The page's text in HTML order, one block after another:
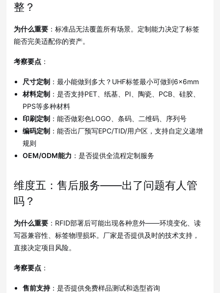
整？
为什么重要 ：标准品无法覆盖所有场景。定制能力决定了标签
能否完美适配你的资产。
考察要点 ：
尺寸定制 ：最小能做到多大？UHF标签最小可做到6×6mm
材料定制 ：是否支持PET、纸基、PI、陶瓷、PCB、硅胶、
PPS等多种材料
印刷定制 ：能否做彩色LOGO、条码、二维码、序列号
编码定制 ：能否出厂预写EPC/TID/用户区，支持自定义递增
规则
OEM/ODM能力 ：是否提供全流程定制服务
维度五：售后服务——出了问题有人管
吗？
为什么重要 ：RFID部署后可能出现各种意外——环境变化、读
写器兼容性、标签物理损坏。厂家是否提供及时的技术支持，
直接决定项目风险。
考察要点 ：
售前支持：是否提供免费样品测试和选型咨询